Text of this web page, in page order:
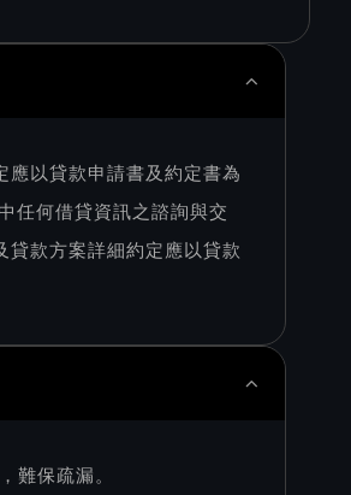
應以貸款申請書及約定書為
任何借貸資訊之諮詢與交
貸款方案詳細約定應以貸款
難保疏漏。